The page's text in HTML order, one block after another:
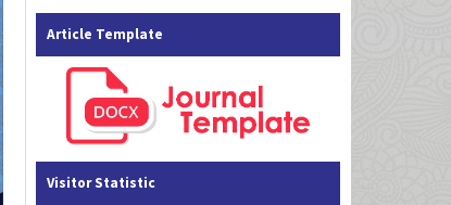
Article Template
Visitor Statistic